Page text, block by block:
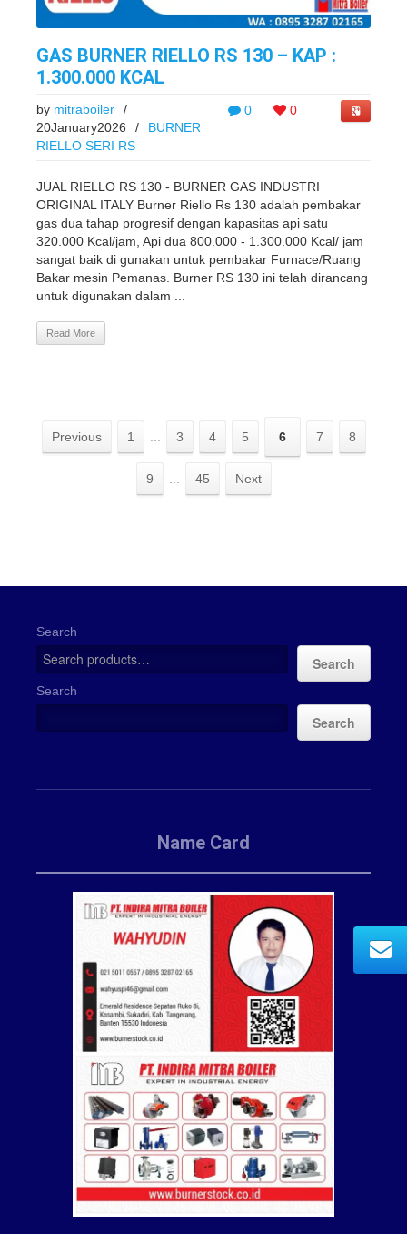
GAS BURNER RIELLO RS 130 – KAP :
1.300.000 KCAL
0 0
by mitraboiler
/
20January2026
/
BURNER
RIELLO SERI RS
JUAL RIELLO RS 130 - BURNER GAS INDUSTRI
ORIGINAL ITALY Burner Riello Rs 130 adalah pembakar
gas dua tahap progresif dengan kapasitas api satu
320.000 Kcal/jam, Api dua 800.000 - 1.300.000 Kcal/ jam
sangat baik di gunakan untuk pembakar Furnace/Ruang
Bakar mesin Pemanas. Burner RS 130 ini telah dirancang
untuk digunakan dalam ...
Read More
Previous 1 ... 3 4 5 6 7 8
9 ... 45 Next
Search
Search
Search
Search
Name Card